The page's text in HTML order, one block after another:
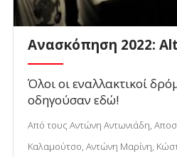
Ανασκόπηση 2022:
Όλοι οι εναλλακτικοί
οδηγούσαν εδώ!
Από τους Αντώνη Αντωνιάδη,
Καλαμούτσο, Αντώνη Μαρίνη,